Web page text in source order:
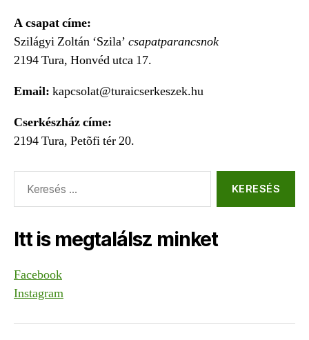
A csapat címe:
Szilágyi Zoltán ‘Szila’ csapatparancsnok
2194 Tura, Honvéd utca 17.
Email: kapcsolat@turaicserkeszek.hu
Cserkészház címe:
2194 Tura, Petõfi tér 20.
Itt is megtalálsz minket
Facebook
Instagram